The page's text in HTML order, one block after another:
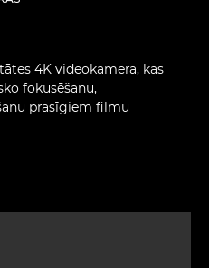
4K videokamera, kas
fokusēšanu,
prasīgiem filmu